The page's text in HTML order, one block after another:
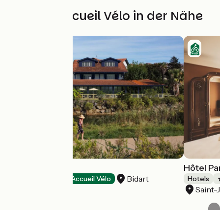
Weitere Accueil Vélo in der Nähe
Accueil Vélo Bidart
Hôtel
Hotels
Saint-